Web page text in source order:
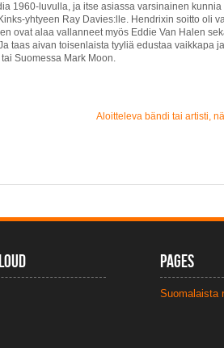
1960-luvulla, ja itse asiassa varsinainen kunnia
yhtyeen Ray Davies:lle. Hendrixin soitto oli
ovat alaa vallanneet myös Eddie Van Halen
taas aivan toisenlaista tyyliä edustaa vaikkapa
Suomessa Mark Moon.
Aloitteleva bändi tai artisti,
Pages
Suomalaista